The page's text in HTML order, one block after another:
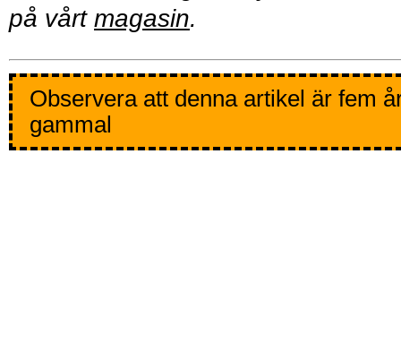
på vårt magasin.
Observera att denna artikel är fem
gammal